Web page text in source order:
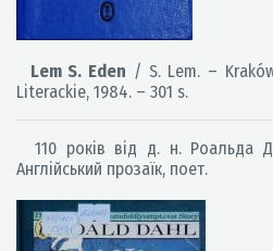
Lem S. Eden / S. Lem. –
Literackie, 1984. – 301 s.
110 років від д. н. Роальда
Англійський прозаїк, поет.